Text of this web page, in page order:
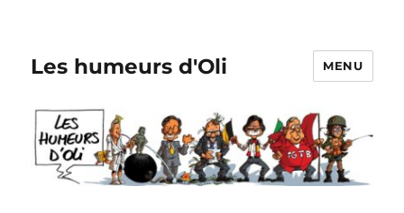
Les humeurs d'Oli MENU